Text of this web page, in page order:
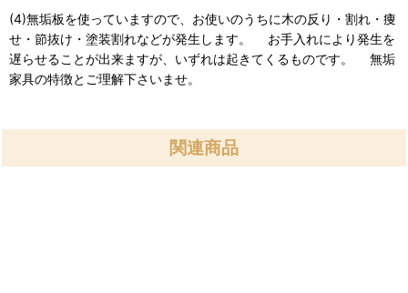
(4)無垢板を使っていますので、お使いのうちに木の反り・割れ・痩
せ・節抜け・塗装割れなどが発生します。 お手入れにより発生を
遅らせることが出来ますが、いずれは起きてくるものです。 無垢
家具の特徴とご理解下さいませ。
関連商品